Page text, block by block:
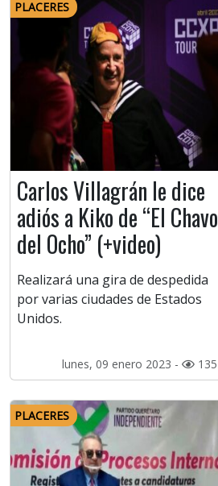
PLACERES
Carlos Villagrán le dice
adiós a Kiko de “El Chavo
del Ocho” (+video)
Realizará una gira de despedida
por varias ciudades de Estados
Unidos.
lunes, 09 enero 2023 - 135
PLACERES